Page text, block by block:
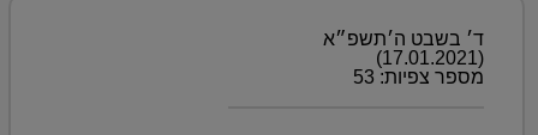
ד׳ בשבט ה׳תשפ״א
(17.01.2021)
מספר צפיות: 53